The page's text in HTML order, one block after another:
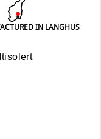
IN LANGHUS